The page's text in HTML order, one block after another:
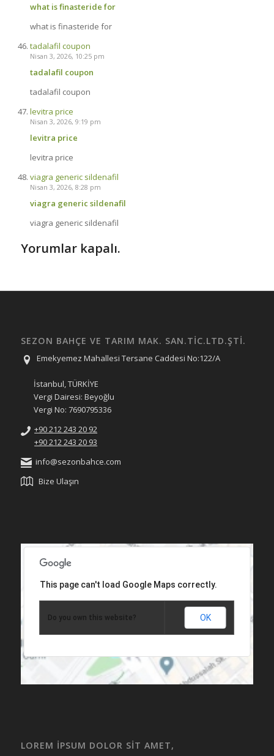
what is finasteride for
what is finasteride for
tadalafil coupon
Nisan 3, 2026, 10:25 pm
tadalafil coupon
tadalafil coupon
levitra price
Nisan 3, 2026, 9:19 pm
levitra price
levitra price
viagra generic sildenafil
Nisan 3, 2026, 8:28 pm
viagra generic sildenafil
viagra generic sildenafil
Yorumlar kapalı.
SEZON BAHÇE VE TARIM MAK. SAN.TIC.LTD.ŞTI.
Emekyemez Mahallesi Tersane Caddesi No:122/A
İstanbul, TÜRKİYE
Vergi Dairesi: Beyoğlu
Vergi No: 7690795336
+90 212 243 20 92
+90 212 243 20 93
info@sezonbahce.com
Bize Ulaşın
This page can't load Google Maps correctly.
Do you own this website? OK
LOREM IPSUM DOLOR SIT AMET,